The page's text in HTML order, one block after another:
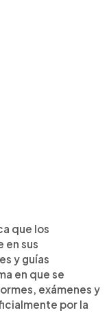
que los
en sus
y guías
en que se
exámenes y
por la